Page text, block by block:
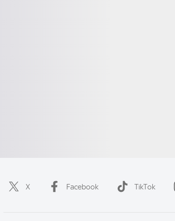
X Facebook TikTok